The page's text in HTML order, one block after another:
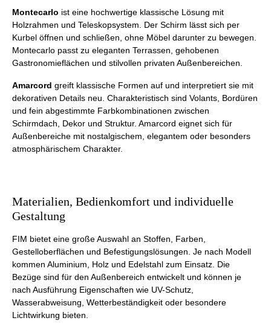
Montecarlo ist eine hochwertige klassische Lösung mit
Holzrahmen und Teleskopsystem. Der Schirm lässt sich per
Kurbel öffnen und schließen, ohne Möbel darunter zu bewegen.
Montecarlo passt zu eleganten Terrassen, gehobenen
Gastronomieflächen und stilvollen privaten Außenbereichen.
Amarcord greift klassische Formen auf und interpretiert sie mit
dekorativen Details neu. Charakteristisch sind Volants, Bordüren
und fein abgestimmte Farbkombinationen zwischen
Schirmdach, Dekor und Struktur. Amarcord eignet sich für
Außenbereiche mit nostalgischem, elegantem oder besonders
atmosphärischem Charakter.
Materialien, Bedienkomfort und individuelle
Gestaltung
FIM bietet eine große Auswahl an Stoffen, Farben,
Gestelloberflächen und Befestigungslösungen. Je nach Modell
kommen Aluminium, Holz und Edelstahl zum Einsatz. Die
Bezüge sind für den Außenbereich entwickelt und können je
nach Ausführung Eigenschaften wie UV-Schutz,
Wasserabweisung, Wetterbeständigkeit oder besondere
Lichtwirkung bieten.